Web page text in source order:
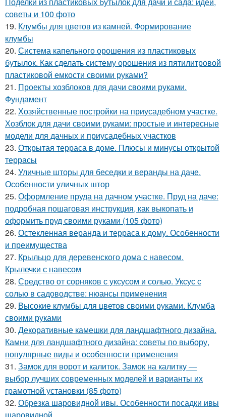
советы и 100 фото
19. Клумбы для цветов из камней. Формирование
клумбы
20. Система капельного орошения из пластиковых
бутылок. Как сделать систему орошения из пятилитровой
пластиковой емкости своими руками?
21. Проекты хозблоков для дачи своими руками.
Фундамент
22. Хозяйственные постройки на приусадебном участке.
Хозблок для дачи своими руками: простые и интересные
модели для дачных и приусадебных участков
23. Открытая терраса в доме. Плюсы и минусы открытой
террасы
24. Уличные шторы для беседки и веранды на даче.
Особенности уличных штор
25. Оформление пруда на дачном участке. Пруд на даче:
подробная пошаговая инструкция, как выкопать и
оформить пруд своими руками (105 фото)
26. Остекленная веранда и терраса к дому. Особенности
и преимущества
27. Крыльцо для деревенского дома с навесом.
Крылечки с навесом
28. Средство от сорняков с уксусом и солью. Уксус с
солью в садоводстве: нюансы применения
29. Высокие клумбы для цветов своими руками. Клумба
своими руками
30. Декоративные камешки для ландшафтного дизайна.
Камни для ландшафтного дизайна: советы по выбору,
популярные виды и особенности применения
31. Замок для ворот и калиток. Замок на калитку —
выбор лучших современных моделей и варианты их
грамотной установки (85 фото)
32. Обрезка шаровидной ивы. Особенности посадки ивы
шаровидной